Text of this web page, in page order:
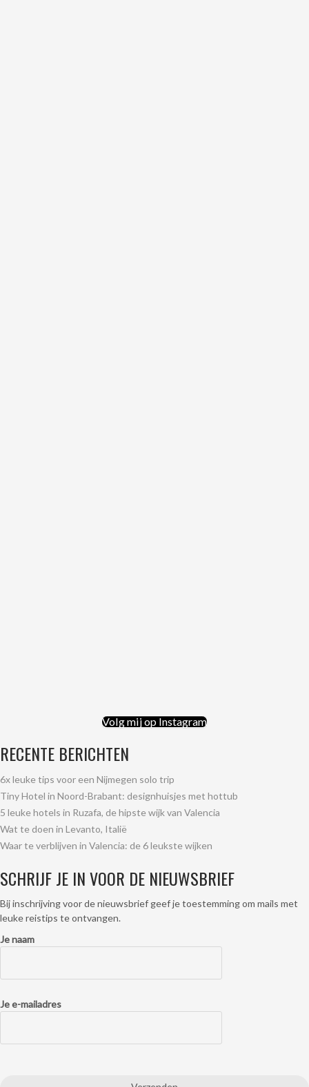
Volg mij op Instagram
RECENTE BERICHTEN
6x leuke tips voor een Nijmegen solo trip
Tiny Hotel in Noord-Brabant: designhuisjes met hottub
5 leuke hotels in Ruzafa, de hipste wijk van Valencia
Wat te doen in Levanto, Italië
Waar te verblijven in Valencia: de 6 leukste wijken
SCHRIJF JE IN VOOR DE NIEUWSBRIEF
Bij inschrijving voor de nieuwsbrief geef je toestemming om mails met
leuke reistips te ontvangen.
Je naam
Je e-mailadres